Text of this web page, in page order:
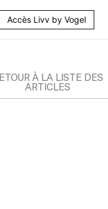
Accès Livv by Vogel
À LA LISTE DES
ARTICLES